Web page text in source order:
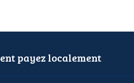
payez localement